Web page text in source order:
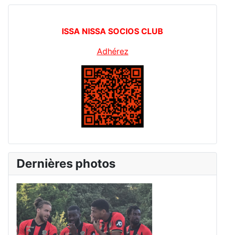
ISSA NISSA SOCIOS CLUB
Adhérez
Dernières photos